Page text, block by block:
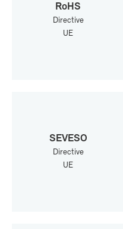
RoHS
Di­rec­tive
UE
SE­VE­SO
Di­rec­tive
UE